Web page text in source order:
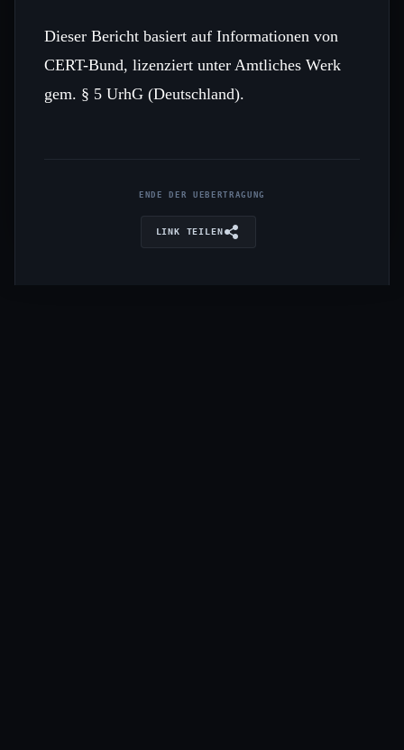
Dieser Bericht basiert auf Informationen von
CERT-Bund, lizenziert unter Amtliches Werk
gem. § 5 UrhG (Deutschland).
ENDE DER UEBERTRAGUNG
LINK TEILEN